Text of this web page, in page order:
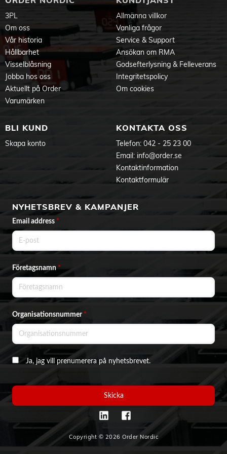
3PL
Om oss
Vår historia
Hållbarhet
Visselblåsning
Jobba hos oss
Aktuellt på Order
Varumärken
Allmänna villkor
Vanliga frågor
Service & Support
Ansökan om RMA
Godsefterlysning & Felleverans
Integritetspolicy
Om cookies
BLI KUND
Skapa konto
KONTAKTA OSS
Telefon: 042 - 25 23 00
Email: info@order.se
Kontaktinformation
Kontaktformulär
NYHETSBREV & KAMPANJER
Email address *
Företagsnamn*
Organisationsnummer *
Ja, jag vill prenumerera på nyhetsbrevet.
Skicka
Copyright © 2026 Order Nordic